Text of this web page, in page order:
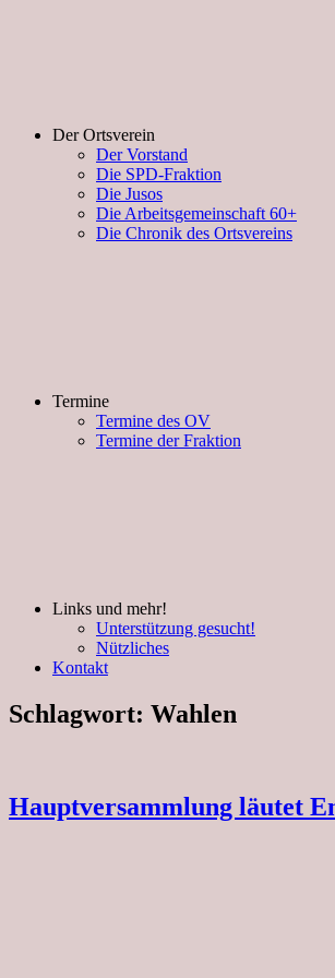
Der Ortsverein
Der Vorstand
Die SPD-Fraktion
Die Jusos
Die Arbeitsgemeinschaft 60+
Die Chronik des Ortsvereins
Termine
Termine des OV
Termine der Fraktion
Links und mehr!
Unterstützung gesucht!
Nützliches
Kontakt
Schlagwort: Wahlen
Hauptversammlung läutet